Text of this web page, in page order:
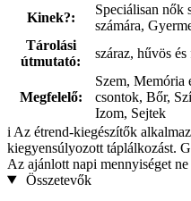
Kinek?:
Speciálisan nők
számára,
Tárolási
útmutató:
száraz, hűvös
Megfelelő:
Szem, Memória
csontok, Bőr,
Izom, Sejtek
i Az étrend-kiegészítők
kiegyensúlyozott táplálkozást.
Az ajánlott napi mennyiséget
Összetevők